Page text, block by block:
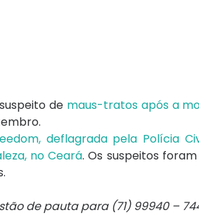
de maus-tratos após a
deflagrada pela Polícia
no Ceará. Os suspeitos
de pauta para (71) 99940 –